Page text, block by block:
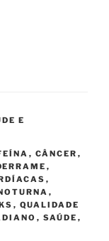
E
, CÂNCER ,
,
,
,
, QUALIDADE
, SAÚDE ,